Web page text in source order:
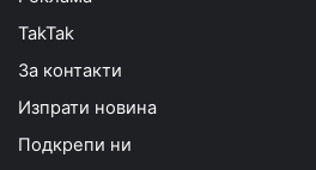
TakTak
За контакти
Изпрати новина
Подкрепи ни